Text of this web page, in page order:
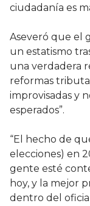
ciudadanía es
Aseveró que el
un estatismo
una verdadera
reformas
improvisadas y
esperados”.
“El hecho de
elecciones) en
gente esté
hoy, y la mejor
dentro del